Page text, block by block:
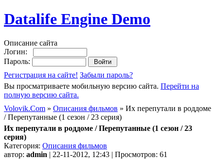
Datalife Engine Demo
Описание сайта
Логин:
Пароль:
Регистрация на сайте! Забыли пароль?
Вы просматриваете мобильную версию сайта. Перейти на
полную версию сайта.
Volovik.Com » Описания фильмов » Их перепутали в роддоме
/ Перепутанные (1 сезон / 23 серия)
Их перепутали в роддоме / Перепутанные (1 сезон / 23
серия)
Категория: Описания фильмов
автор: admin | 22-11-2012, 12:43 | Просмотров: 61